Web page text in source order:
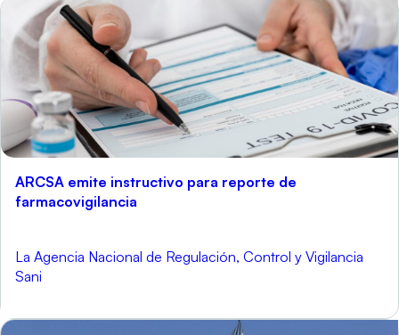
ARCSA emite instructivo para reporte de
farmacovigilancia
La Agencia Nacional de Regulación, Control y Vigilancia
Sani